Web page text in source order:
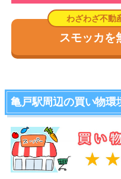
スモッカを
亀戸駅周辺の買い物環